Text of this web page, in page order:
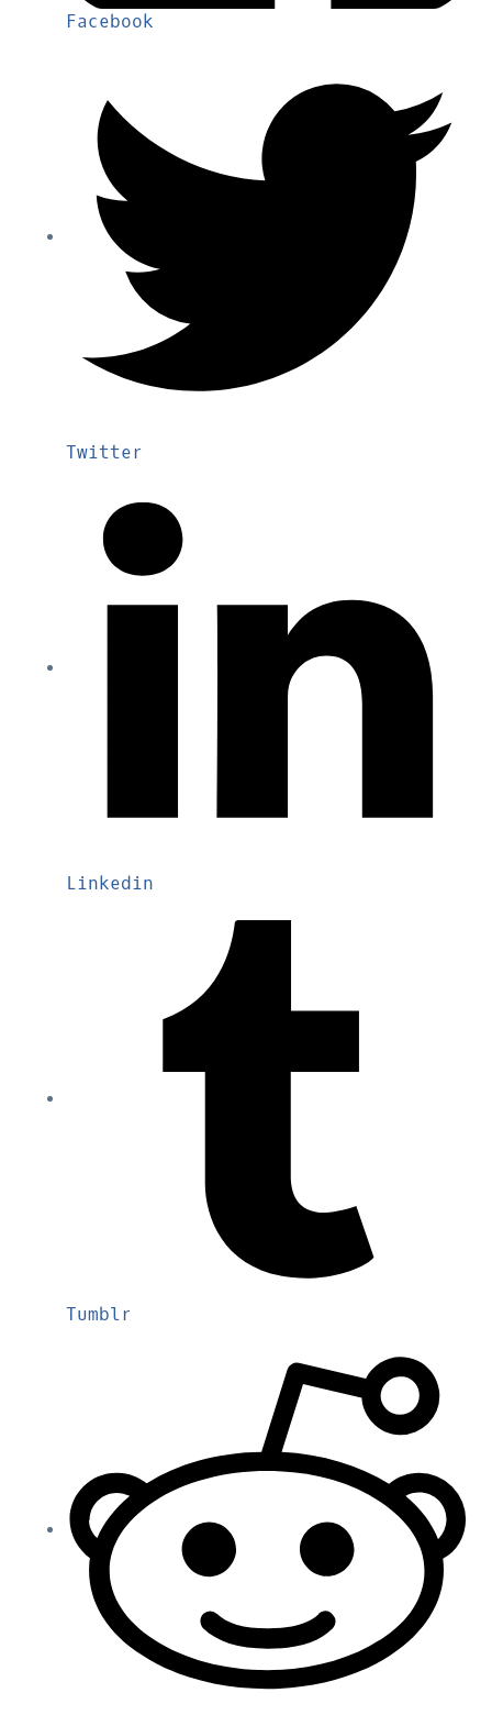
Facebook
Twitter
Linkedin
Tumblr